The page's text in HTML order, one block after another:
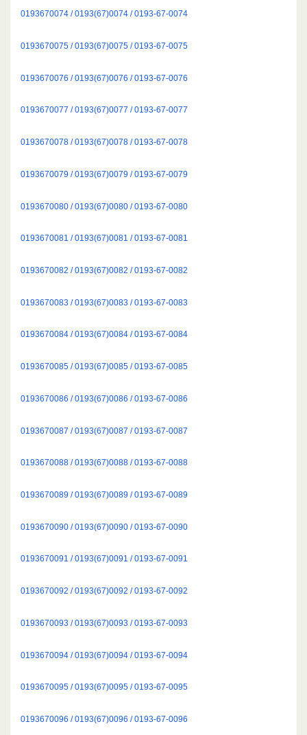
0193670074 / 0193(67)0074 / 0193-67-0074
0193670075 / 0193(67)0075 / 0193-67-0075
0193670076 / 0193(67)0076 / 0193-67-0076
0193670077 / 0193(67)0077 / 0193-67-0077
0193670078 / 0193(67)0078 / 0193-67-0078
0193670079 / 0193(67)0079 / 0193-67-0079
0193670080 / 0193(67)0080 / 0193-67-0080
0193670081 / 0193(67)0081 / 0193-67-0081
0193670082 / 0193(67)0082 / 0193-67-0082
0193670083 / 0193(67)0083 / 0193-67-0083
0193670084 / 0193(67)0084 / 0193-67-0084
0193670085 / 0193(67)0085 / 0193-67-0085
0193670086 / 0193(67)0086 / 0193-67-0086
0193670087 / 0193(67)0087 / 0193-67-0087
0193670088 / 0193(67)0088 / 0193-67-0088
0193670089 / 0193(67)0089 / 0193-67-0089
0193670090 / 0193(67)0090 / 0193-67-0090
0193670091 / 0193(67)0091 / 0193-67-0091
0193670092 / 0193(67)0092 / 0193-67-0092
0193670093 / 0193(67)0093 / 0193-67-0093
0193670094 / 0193(67)0094 / 0193-67-0094
0193670095 / 0193(67)0095 / 0193-67-0095
0193670096 / 0193(67)0096 / 0193-67-0096